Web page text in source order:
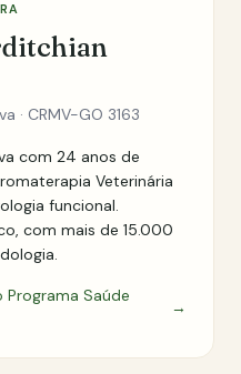
· CRMV-GO 3163
com 24 anos de
Veterinária
funcional.
com mais de 15.000
Programa Saúde
→